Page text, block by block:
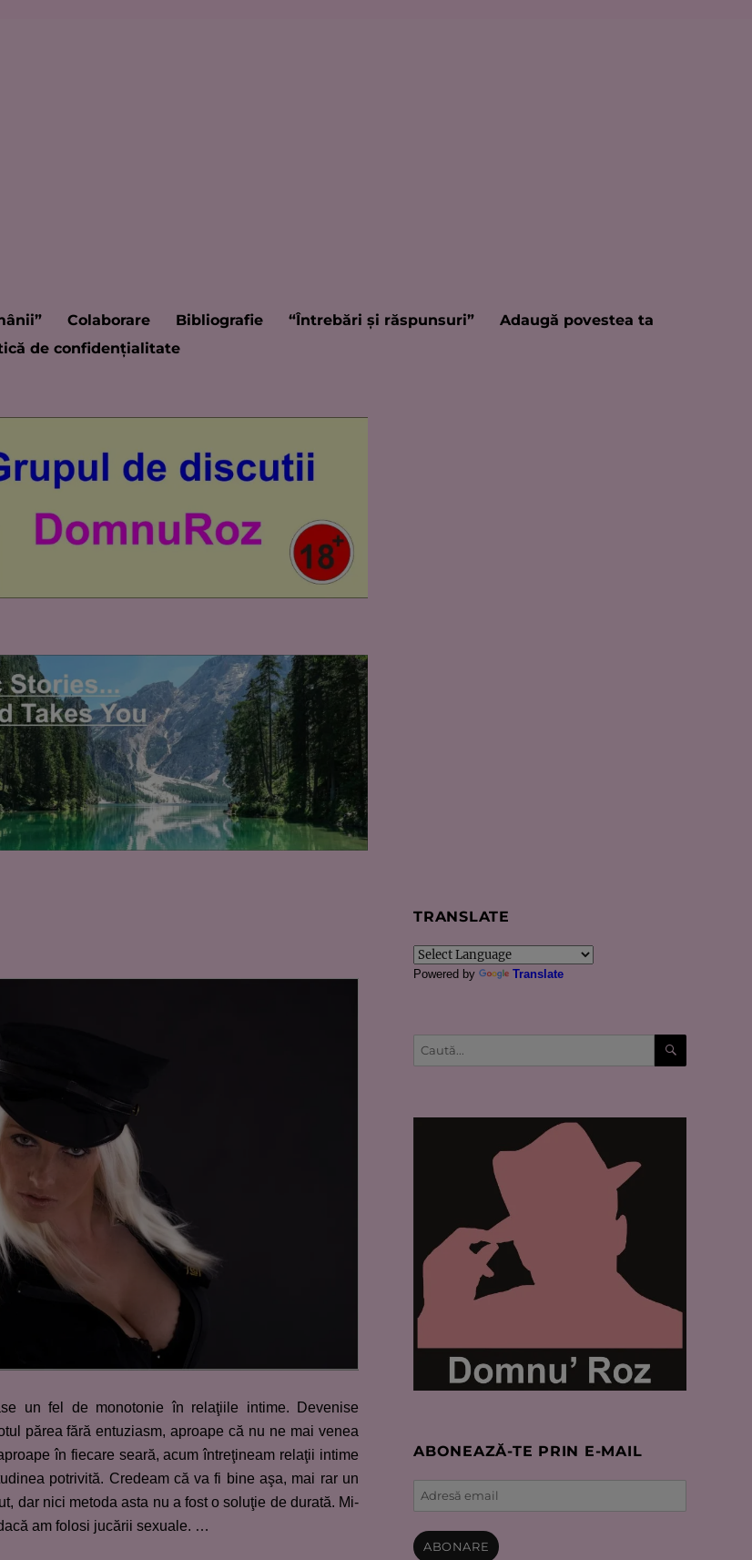
Colaborare Bibliografie “Întrebări şi răspunsuri”
Adaugă povestea ta
de confidențialitate
un fel de monotonie în relaţiile intime. Devenise
părea fără entuziasm, aproape că nu ne mai venea
în fiecare seară, acum întreţineam relaţii intime
potrivită. Credeam că va fi bine aşa, mai rar un
dar nici metoda asta nu a fost o soluţie de durată. Mi-
am folosi jucării sexuale. …
TRANSLATE
Powered by Translate
Caută
după:
CĂUTARE
ABONEAZĂ-TE PRIN E-MAIL
Adresă
email
ABONARE